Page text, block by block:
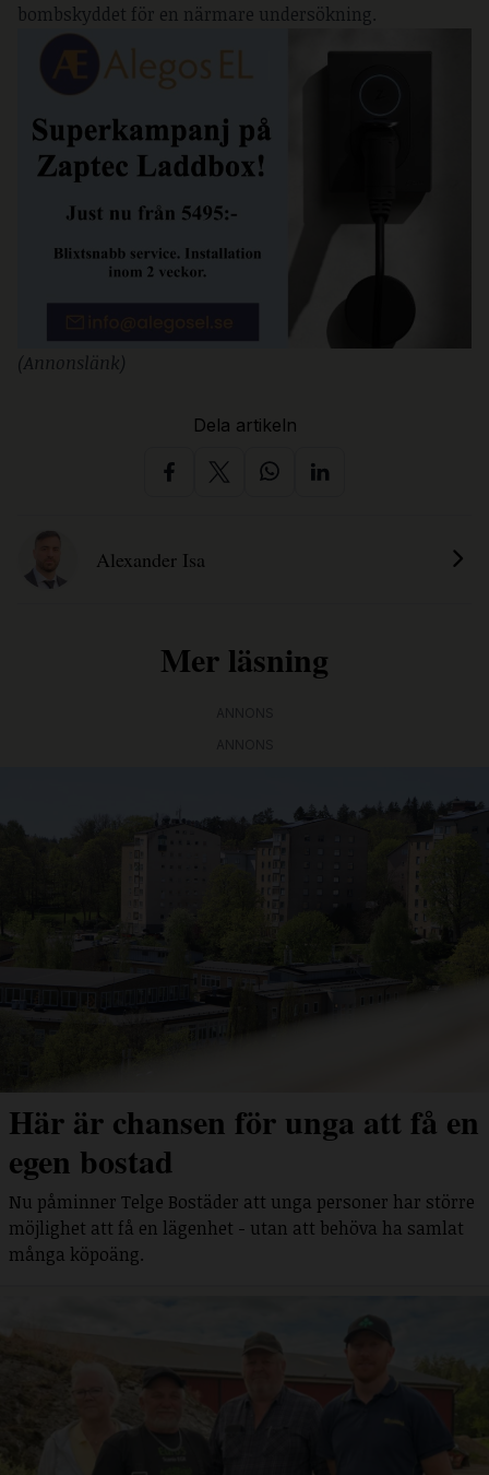
bombskyddet för en närmare undersökning.
(Annonslänk)
Dela artikeln
Alexander Isa
Mer läsning
Här är chansen för unga att få en
egen bostad
Nu påminner Telge Bostäder att unga personer har större
möjlighet att få en lägenhet - utan att behöva ha samlat
många köpoäng.